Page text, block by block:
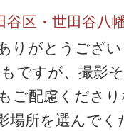
谷区・世田谷八
りがとうござ
ですが、撮影
ご配慮くださ
場所を選んでく